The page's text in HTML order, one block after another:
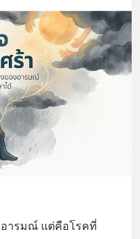
อารมณ์ แต่คือโรคที่